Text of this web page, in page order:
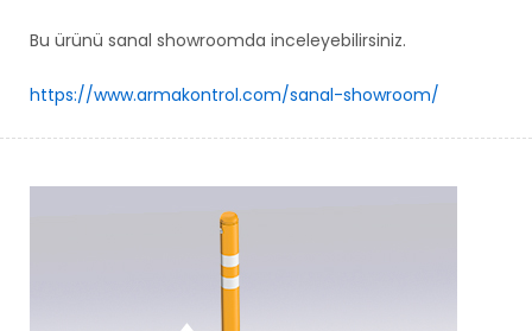
Bu ürünü sanal showroomda inceleyebilirsiniz.
https://www.armakontrol.com/sanal-showroom/